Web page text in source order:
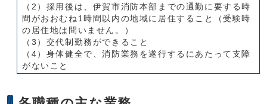
（2）採用後は、伊賀市消防本部までの通勤に要する時
間がおおむね1時間以内の地域に居住すること（受験時
の居住地は問いません。）
（3）交代制勤務ができること
（4）身体健全で、消防業務を遂行するにあたって支障
がないこと